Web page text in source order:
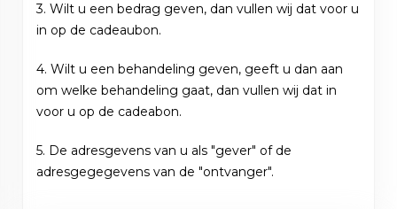
3. Wilt u een bedrag geven, dan vullen wij dat voor u
in op de cadeaubon.
4. Wilt u een behandeling geven, geeft u dan aan
om welke behandeling gaat, dan vullen wij dat in
voor u op de cadeabon.
5. De adresgevens van u als "gever" of de
adresgegegevens van de "ontvanger".